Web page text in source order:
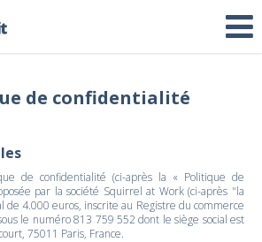
de confidentialité
de confidentialité (ci-après la « Politique de
par la société Squirrel at Work (ci-après "la
de 4.000 euros, inscrite au Registre du commerce
le numéro 813 759 552 dont le siège social est
75011 Paris, France.